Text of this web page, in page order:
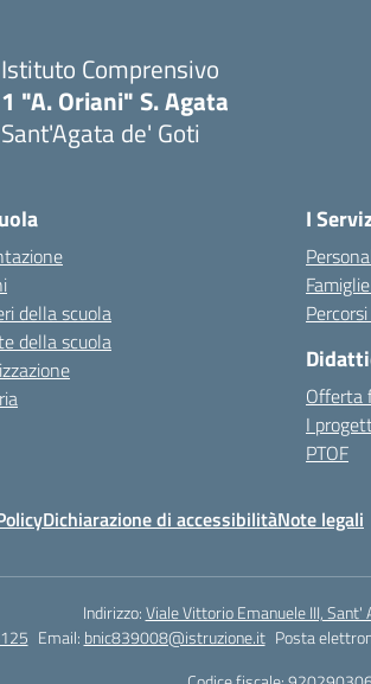
Istituto Comprensivo
1 "A. Oriani" S. Agata
Sant'Agata de' Goti
della scuola
della scuola
I
Offerta
I
PTOF
Dichiarazione di accessibilitàNote legali
Indirizzo:Viale Vittorio Emanuele III, Sant'
Email: bnic839008@istruzione.it Posta